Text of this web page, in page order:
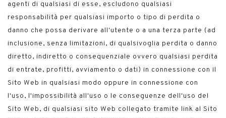
agenti di qualsiasi di esse, escludono qualsiasi
responsabilità per qualsiasi importo o tipo di perdita o
danno che possa derivare all'utente o a una terza parte (ad
inclusione, senza limitazioni, di qualsivoglia perdita o danno
diretto, indiretto o consequenziale ovvero qualsiasi perdita
di entrate, profitti, avviamento o dati) in connessione con il
Sito Web in qualsiasi modo oppure in connessione con
l'uso, l'impossibilità all'uso o le conseguenze dell'uso del
Sito Web, di qualsiasi sito Web collegato tramite link al Sito